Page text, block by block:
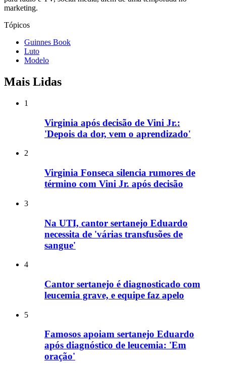
marketing.
Tópicos
Guinnes Book
Luto
Modelo
Mais Lidas
1
Virginia após decisão de Vini Jr.:
'Depois da dor, vem o aprendizado'
2
Virginia Fonseca silencia rumores de
término com Vini Jr. após decisão
3
Na UTI, cantor sertanejo Eduardo
necessita de 'várias transfusões de
sangue'
4
Cantor sertanejo é diagnosticado com
leucemia grave, e equipe faz apelo
5
Famosos apoiam sertanejo Eduardo
após diagnóstico de leucemia: 'Em
oração'